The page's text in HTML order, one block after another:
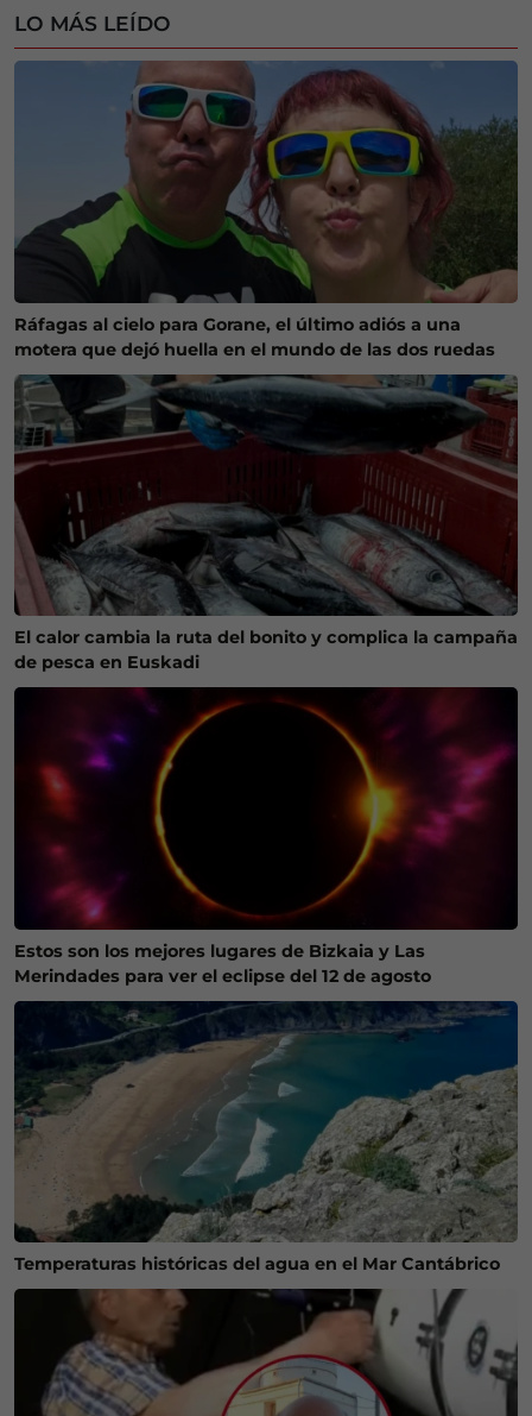
LO MÁS LEÍDO
Ráfagas al cielo para Gorane, el último adiós a una
motera que dejó huella en el mundo de las dos ruedas
El calor cambia la ruta del bonito y complica la campaña
de pesca en Euskadi
Estos son los mejores lugares de Bizkaia y Las
Merindades para ver el eclipse del 12 de agosto
Temperaturas históricas del agua en el Mar Cantábrico